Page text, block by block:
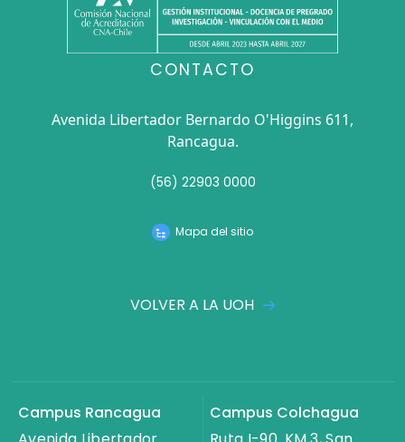
CONTACTO
Avenida Libertador Bernardo O'Higgins 611,
Rancagua.
(56) 22903 0000
Mapa del sitio
VOLVER A LA UOH
Campus Rancagua
Campus Colchagua